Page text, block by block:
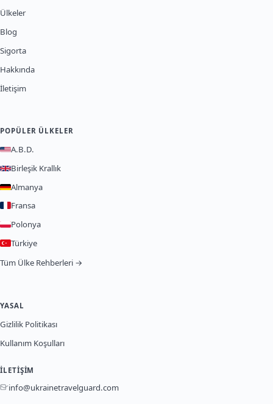
Ülkeler
Blog
Sigorta
Hakkında
İletişim
POPÜLER ÜLKELER
A.B.D.
Birleşik Krallık
Almanya
Fransa
Polonya
Türkiye
Tüm Ülke Rehberleri →
YASAL
Gizlilik Politikası
Kullanım Koşulları
İLETIŞIM
info@ukrainetravelguard.com